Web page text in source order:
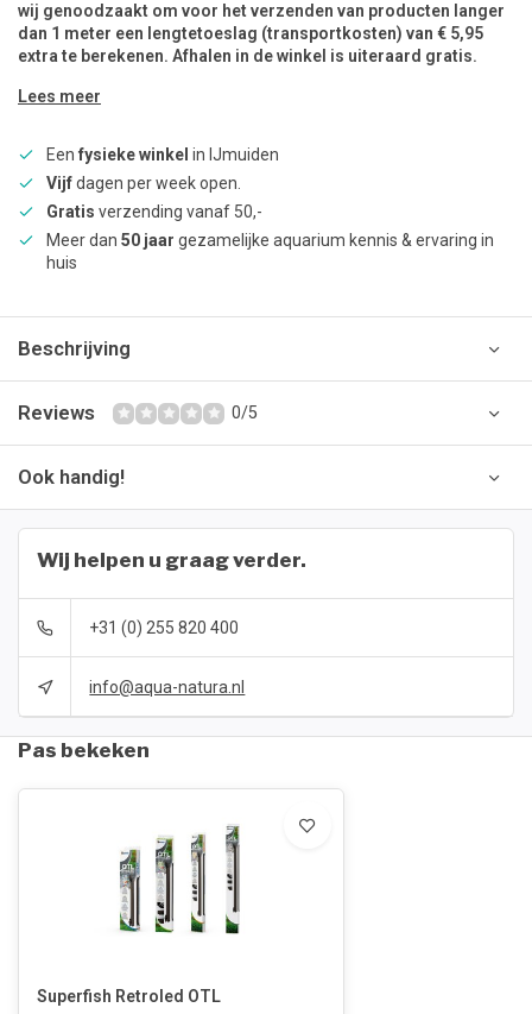
wij genoodzaakt om voor het verzenden van producten langer
dan 1 meter een lengtetoeslag (transportkosten) van € 5,95
extra te berekenen. Afhalen in de winkel is uiteraard gratis.
Lees meer
Een fysieke winkel in IJmuiden
Vijfdagen per week open.
Gratis verzending vanaf 50,-
Meer dan 50 jaar gezamelijke aquarium kennis & ervaring in
huis
Beschrijving
Reviews 0/5
Ook handig!
Wij helpen u graag verder.
+31 (0) 255 820 400
info@aqua-natura.nl
Pas bekeken
Superfish Retroled OTL